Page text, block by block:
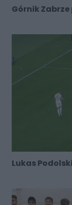
Górnik Zabrze
Lukas